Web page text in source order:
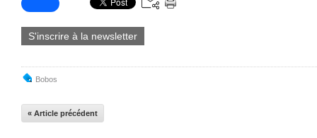
S'inscrire à la newsletter
Bobos
« Article précédent